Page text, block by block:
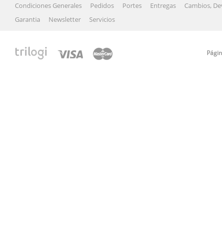
Condiciones Generales
Pedidos Portes Entregas
Cambios,
Garantia
Newsletter Servicios